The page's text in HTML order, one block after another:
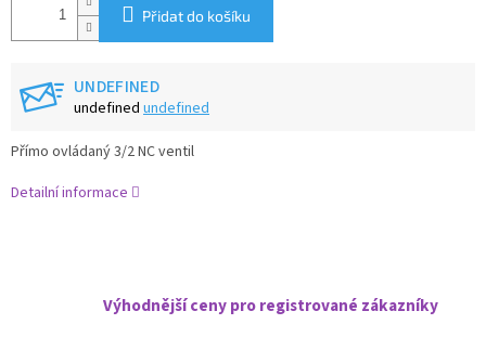
Přidat do košíku
UNDEFINED
undefined undefined
Přímo ovládaný 3/2 NC ventil
Detailní informace
Výhodnější ceny pro registrované zákazníky